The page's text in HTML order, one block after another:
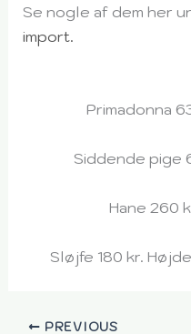
Se nogle af dem her
import.
Primadonna
Siddende pige
Hane 260
Sløjfe 180 kr.
PREVIOUS